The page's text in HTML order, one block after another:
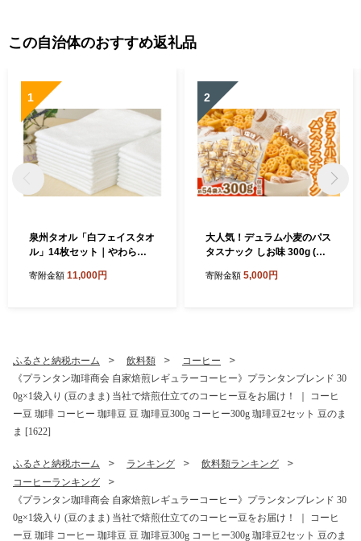
この自治体のおすすめ返礼品
1
泉州タオル「白フェイスタオ
ル」14枚セット｜やわらか
性 普段使い 泉州タオル [381
寄附金額 11,000円
2
大人気！デュラム小麦のパス
タスナック しお味 300g (約5
個包装 パスタ スナック 塩味
寄附金額 5,000円
ふるさと納税ホーム 飲料類
コーヒー
《プランタン珈琲商会 自家焙煎レギュラーコーヒー》プランタンブレンド 30
0g×1袋入り (豆のまま) 当社で焙煎仕立てのコーヒー豆をお届け！ ｜ コーヒ
ー豆 珈琲 コーヒー 珈琲豆 豆 珈琲豆300g コーヒー300g 珈琲豆2セット 豆のま
ま [1622]
ふるさと納税ホーム ランキング
飲料類ランキング
コーヒーランキング
《プランタン珈琲商会 自家焙煎レギュラーコーヒー》プランタンブレンド 30
0g×1袋入り (豆のまま) 当社で焙煎仕立てのコーヒー豆をお届け！ ｜ コーヒ
ー豆 珈琲 コーヒー 珈琲豆 豆 珈琲豆300g コーヒー300g 珈琲豆2セット 豆のま